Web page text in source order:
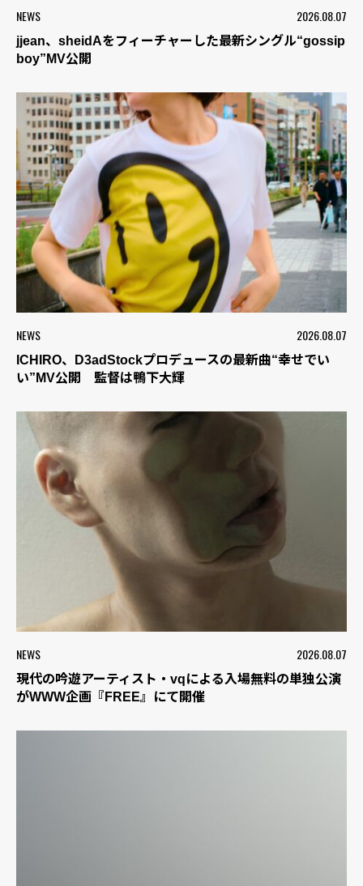
NEWS 2026.08.07
jjean、sheidAをフィーチャーした最新シングル“gossip
boy”MV公開
NEWS 2026.08.07
ICHIRO、D3adStockプロデュースの最新曲“幸せでい
い”MV公開 監督は鴨下大輝
NEWS 2026.08.07
現代の吟遊アーティスト・vqによる入場無料の単独公演
がWWW企画『FREE』にて開催